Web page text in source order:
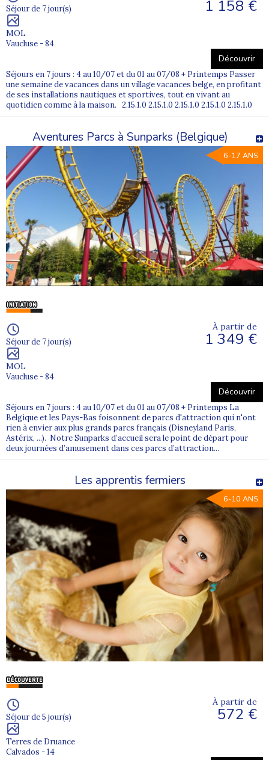
Séjour de 7 jour(s)
MOL
Vaucluse - 84
1 158 €
Découvrir
Séjours en 7 jours : 4 au 10/07 et du 01 au 07/08 + Printemps Passer
une semaine de vacances dans un village vacances belge, en profitant
de ses installations nautiques et sportives, tout en vivant au
quotidien comme à la maison. 2.15.1.0 2.15.1.0 2.15.1.0 2.15.1.0 2.15.1.0
Aventures Parcs à Sunparks (Belgique)
6-17 ANS
Séjour de 7 jour(s)
MOL
Vaucluse - 84
À partir de
1 349 €
Découvrir
Séjours en 7 jours : 4 au 10/07 et du 01 au 07/08 + Printemps La
Belgique et les Pays-Bas foisonnent de parcs d'attraction qui n'ont
rien à envier aux plus grands parcs français (Disneyland Paris,
Astérix, ...). Notre Sunparks d’accueil sera le point de départ pour
deux journées d’amusement dans ces parcs d’attraction...
Les apprentis fermiers
6-10 ANS
Séjour de 5 jour(s)
Terres de Druance
Calvados - 14
À partir de
572 €